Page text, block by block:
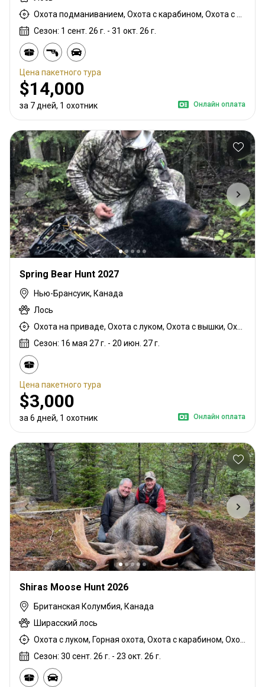
Сезон: 1 сент. 26 г. - 31 окт. 26 г.
Цена пакетного тура
$14,000
за 7 дней, 1 охотник Онлайн оплата
Spring Bear Hunt 2027
Нью-Брансуик, Канада
Лось
Охота на приваде, Охота с луком, Охота с вышки, Охота с карабином
Сезон: 16 мая 27 г. - 20 июн. 27 г.
Цена пакетного тура
$3,000
за 6 дней, 1 охотник Онлайн оплата
Shiras Moose Hunt 2026
Британская Колумбия, Канада
Ширасский лось
Сезон: 30 сент. 26 г. - 23 окт. 26 г.